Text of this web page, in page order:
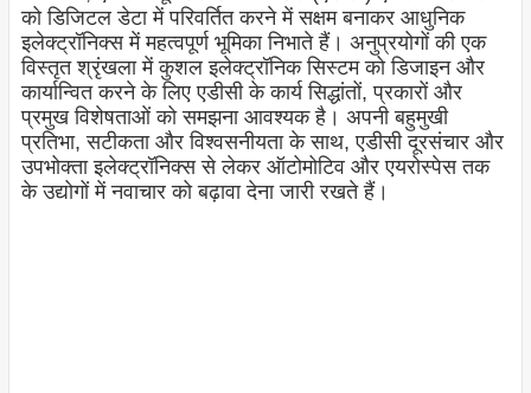
को डिजिटल डेटा में परिवर्तित करने में सक्षम बनाकर आधुनिक
इलेक्ट्रॉनिक्स में महत्वपूर्ण भूमिका निभाते हैं। अनुप्रयोगों की एक
विस्तृत श्रृंखला में कुशल इलेक्ट्रॉनिक सिस्टम को डिजाइन और
कार्यान्वित करने के लिए एडीसी के कार्य सिद्धांतों, प्रकारों और
प्रमुख विशेषताओं को समझना आवश्यक है। अपनी बहुमुखी
प्रतिभा, सटीकता और विश्वसनीयता के साथ, एडीसी दूरसंचार और
उपभोक्ता इलेक्ट्रॉनिक्स से लेकर ऑटोमोटिव और एयरोस्पेस तक
के उद्योगों में नवाचार को बढ़ावा देना जारी रखते हैं।